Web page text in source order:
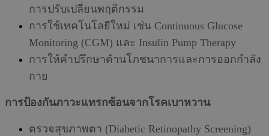
การปรับเปลี่ยนพฤติกรรม
การใช้เทคโนโลยีใหม่ เช่น Continuous Glucose
Monitoring (CGM) และ Insulin Pump Therapy
การให้คำปรึกษาด้านโภชนาการและการออกกำลัง
กาย
การป้องกันภาวะแทรกซ้อนจากโรคเบาหวาน
ตรวจสุขภาพตา (Diabetic Retinopathy Screening)